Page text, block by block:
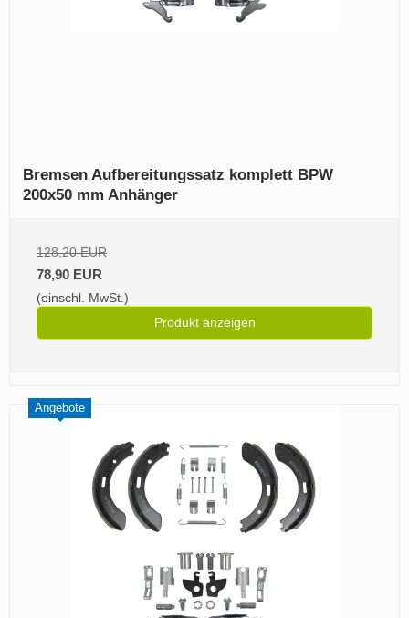
Bremsen Aufbereitungssatz komplett BPW
200x50 mm Anhänger
128,20 EUR
78,90 EUR
(einschl. MwSt.)
Produkt anzeigen
Angebote